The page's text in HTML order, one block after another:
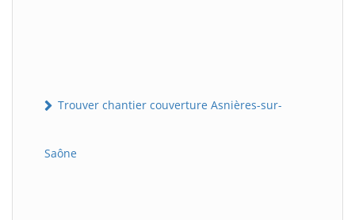
Trouver chantier couverture Asnières-sur-
Saône